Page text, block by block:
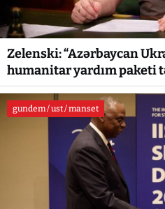
Zelenski: “Azərbaycan
humanitar yardım paketi
gundem / ust / manset